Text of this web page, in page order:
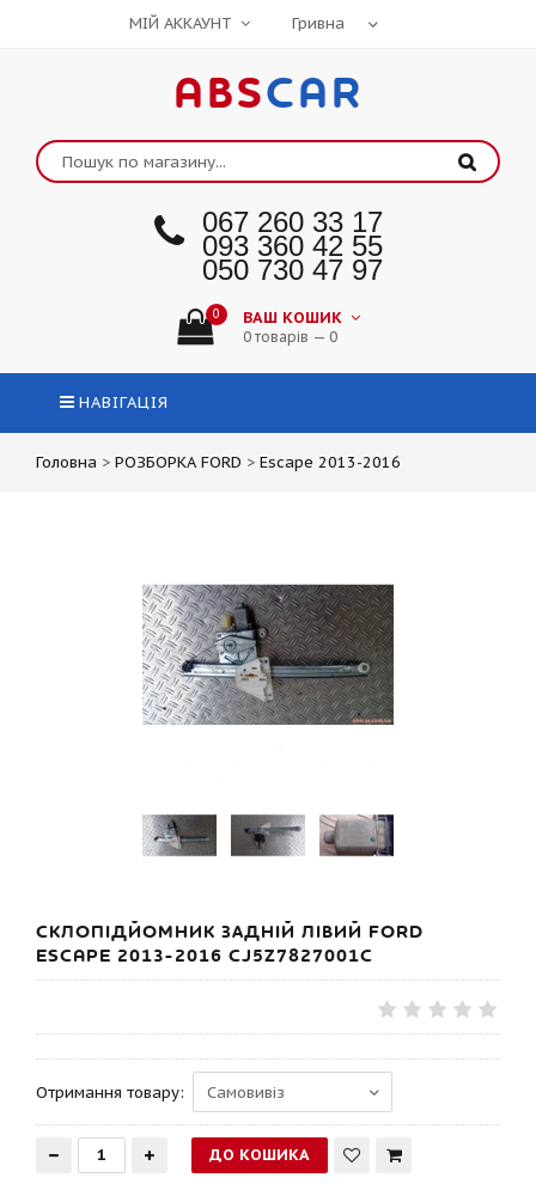
МІЙ АККАУНТ
ABSCAR
067 260 33 17
093 360 42 55
050 730 47 97
0 ВАШ КОШИК
0 товарів — 0
НАВІГАЦІЯ
Головна > РОЗБОРКА FORD > Escape 2013-2016
СКЛОПІДЙОМНИК ЗАДНІЙ ЛІВИЙ FORD
ESCAPE 2013-2016 CJ5Z7827001C
Отримання товару: